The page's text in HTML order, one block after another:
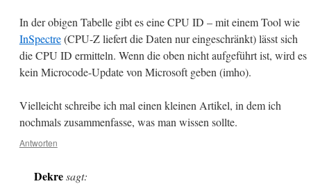
In der obigen Tabelle gibt es eine CPU ID – mit einem Tool wie
InSpectre(CPU-Z liefert die Daten nur eingeschränkt) lässt sich
die CPU ID ermitteln. Wenn die oben nicht aufgeführt ist, wird es
kein Microcode-Update von Microsoft geben (imho).
Vielleicht schreibe ich mal einen kleinen Artikel, in dem ich
nochmals zusammenfasse, was man wissen sollte.
Antworten
Dekre sagt: